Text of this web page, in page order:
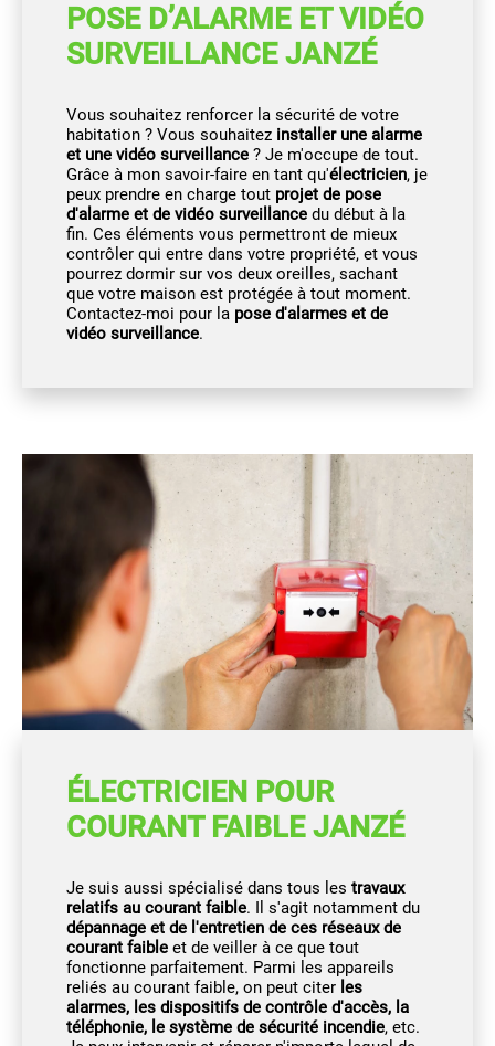
POSE D’ALARME ET VIDÉO
SURVEILLANCE JANZÉ
Vous souhaitez renforcer la sécurité de votre
habitation ? Vous souhaitez installer une alarme
et une vidéo surveillance ? Je m'occupe de tout.
Grâce à mon savoir-faire en tant qu'électricien, je
peux prendre en charge tout projet de pose
d'alarme et de vidéo surveillance du début à la
fin. Ces éléments vous permettront de mieux
contrôler qui entre dans votre propriété, et vous
pourrez dormir sur vos deux oreilles, sachant
que votre maison est protégée à tout moment.
Contactez-moi pour la pose d'alarmes et de
vidéo surveillance.
ÉLECTRICIEN POUR
COURANT FAIBLE JANZÉ
Je suis aussi spécialisé dans tous les travaux
relatifs au courant faible. Il s'agit notamment du
dépannage et de l'entretien de ces réseaux de
courant faible et de veiller à ce que tout
fonctionne parfaitement. Parmi les appareils
reliés au courant faible, on peut citer les
alarmes, les dispositifs de contrôle d'accès, la
téléphonie, le système de sécurité incendie, etc.